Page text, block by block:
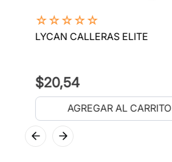
☆☆☆☆☆
LYCAN CALLERAS ELITE
$20,54
AGREGAR AL CARRITO